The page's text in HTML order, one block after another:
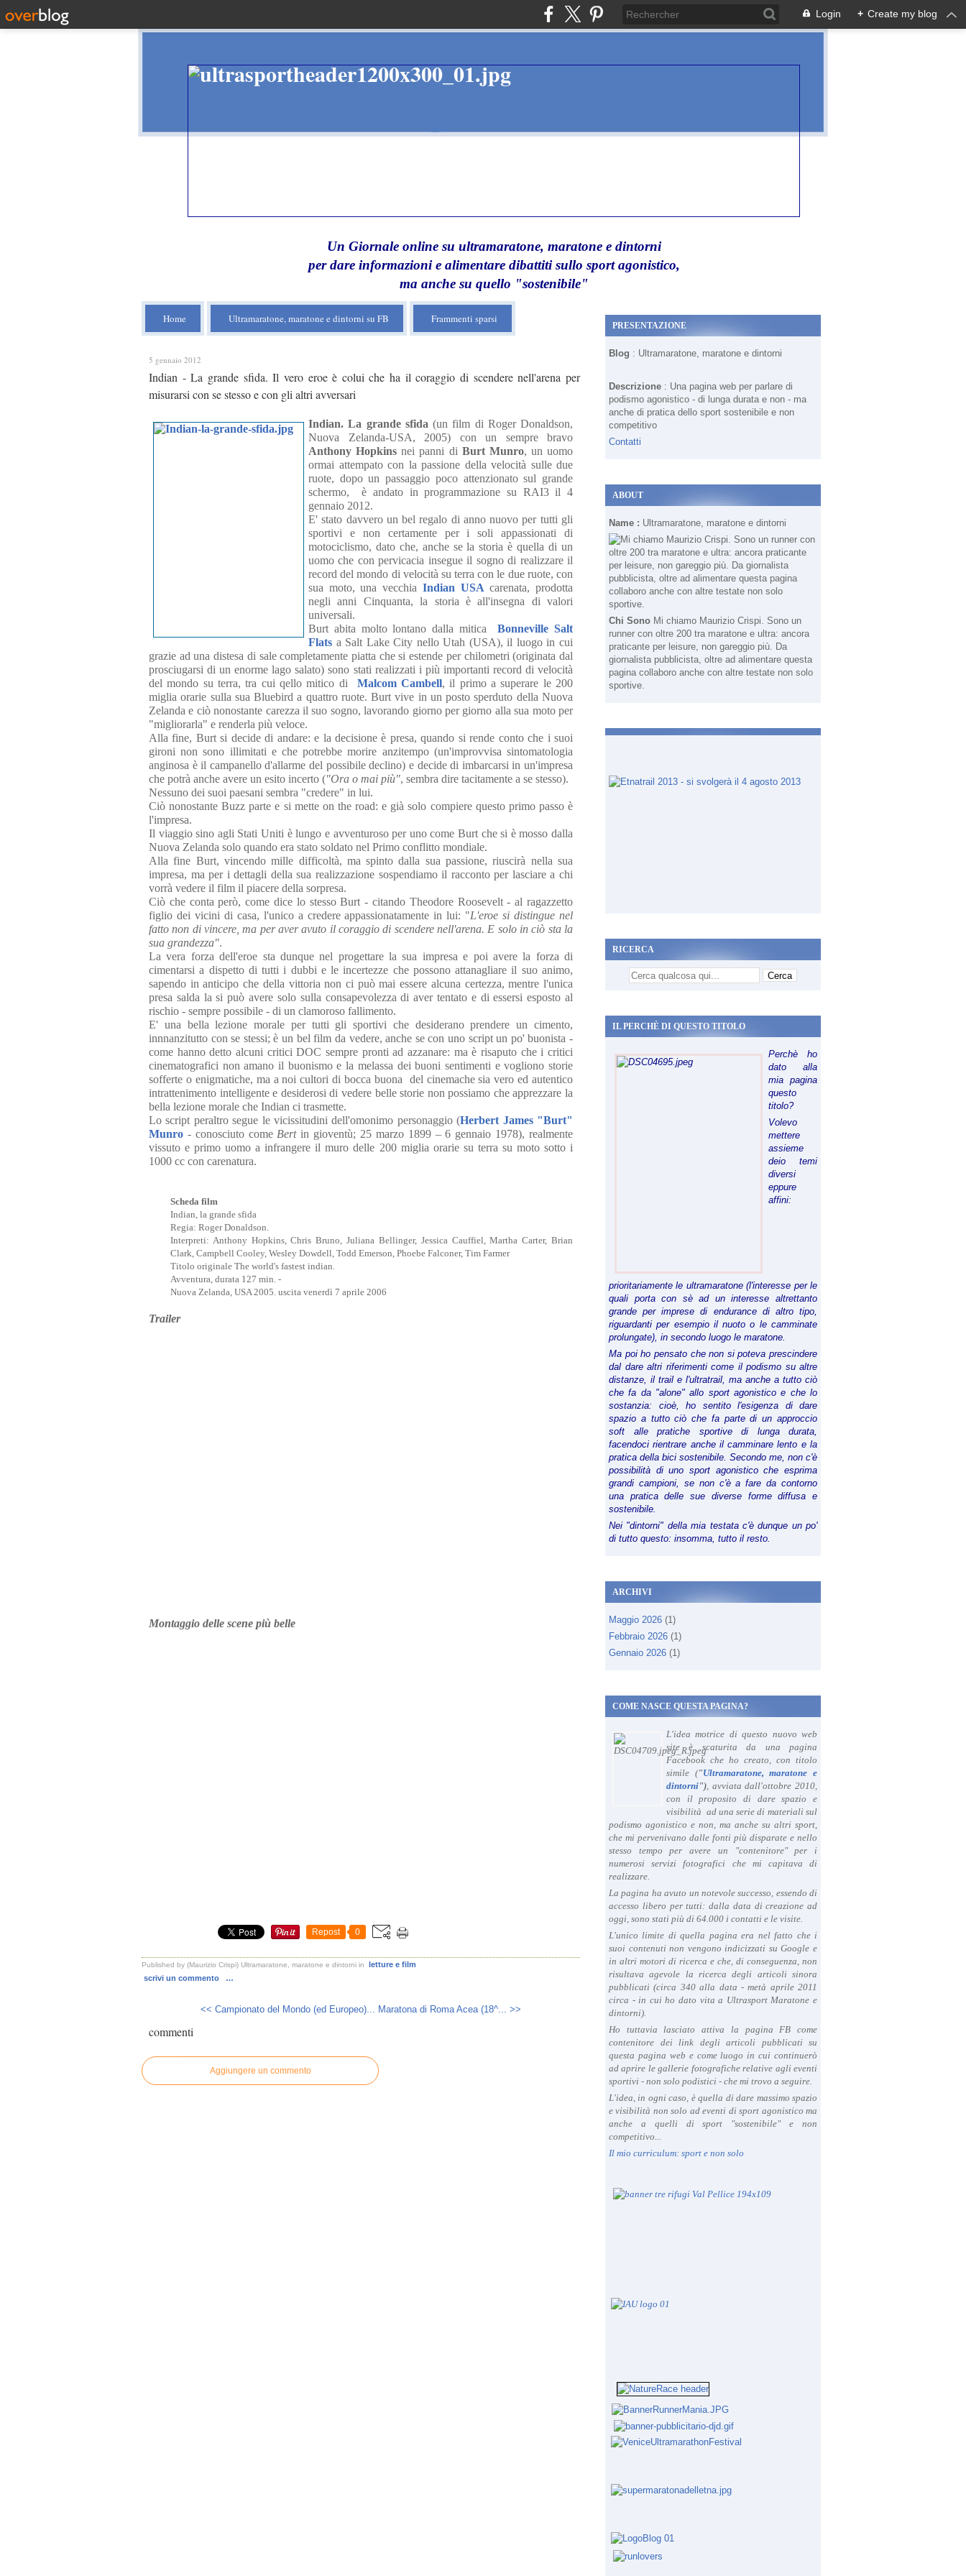
Login + Create my blog
Un Giornale online su ultramaratone, maratone e dintorni
per dare informazioni e alimentare dibattiti sullo sport agonistico,
ma anche su quello "sostenibile"
Home Ultramaratone, maratone e dintorni su FB Frammenti sparsi
5 gennaio 2012
Indian - La grande sfida. Il vero eroe è colui che ha il coraggio di scendere nell'arena per
misurarsi con se stesso e con gli altri avversari
Indian. La grande sfida (un film di Roger Donaldson,
Nuova Zelanda-USA, 2005) con un sempre bravo
Anthony Hopkins nei panni di Burt Munro, un uomo
ormai attempato con la passione della velocità sulle due
ruote, dopo un passaggio poco attenzionato sul grande
schermo, è andato in programmazione su RAI3 il 4
gennaio 2012.
E' stato davvero un bel regalo di anno nuovo per tutti gli
sportivi e non certamente per i soli appassionati di
motociclismo, dato che, anche se la storia è quella di un
uomo che con pervicacia insegue il sogno di realizzare il
record del mondo di velocità su terra con le due ruote, con
sua moto, una vecchia Indian USA carenata, prodotta
negli anni Cinquanta, la storia è all'insegna di valori
universali.
Burt abita molto lontano dalla mitica
Bonneville Salt
Flats a Salt Lake City nello Utah (USA), il luogo in cui
grazie ad una distesa di sale completamente piatta che si estende per chilometri (originata dal
prosciugarsi di un enorme lago salato) sono stati realizzati i più importanti record di velocità
del mondo su terra, tra cui qello mitico di
Malcom Cambell, il primo a superare le 200
miglia orarie sulla sua Bluebird a quattro ruote. Burt vive in un posto sperduto della Nuova
Zelanda e ciò nonostante carezza il suo sogno, lavorando giorno per giorno alla sua moto per
"migliorarla" e renderla più veloce.
Alla fine, Burt si decide di andare: e la decisione è presa, quando si rende conto che i suoi
gironi non sono illimitati e che potrebbe morire anzitempo (un'improvvisa sintomatologia
anginosa è il campanello d'allarme del possibile declino) e decide di imbarcarsi in un'impresa
che potrà anche avere un esito incerto ("Ora o mai più", sembra dire tacitamente a se stesso).
Nessuno dei suoi paesani sembra "credere" in lui.
Ciò nonostante Buzz parte e si mette on the road: e già solo compiere questo primo passo è
l'impresa.
Il viaggio sino agli Stati Uniti è lungo e avventuroso per uno come Burt che si è mosso dalla
Nuova Zelanda solo quando era stato soldato nel Primo conflitto mondiale.
Alla fine Burt, vincendo mille difficoltà, ma spinto dalla sua passione, riuscirà nella sua
impresa, ma per i dettagli della sua realizzazione sospendiamo il racconto per lasciare a chi
vorrà vedere il film il piacere della sorpresa.
Ciò che conta però, come dice lo stesso Burt - citando Theodore Roosevelt - al ragazzetto
figlio dei vicini di casa, l'unico a credere appassionatamente in lui: "L'eroe si distingue nel
fatto non di vincere, ma per aver avuto il coraggio di scendere nell'arena. E solo in ciò sta la
sua grandezza".
La vera forza dell'eroe sta dunque nel progettare la sua impresa e poi avere la forza di
cimentarsi a dispetto di tutti i dubbi e le incertezze che possono attanagliare il suo animo,
sapendo in anticipo che della vittoria non ci può mai essere alcuna certezza, mentre l'unica
presa salda la si può avere solo sulla consapevolezza di aver tentato e di essersi esposto al
rischio - sempre possibile - di un clamoroso fallimento.
E' una bella lezione morale per tutti gli sportivi che desiderano prendere un cimento,
innnanzitutto con se stessi; è un bel film da vedere, anche se con uno script un po' buonista -
come hanno detto alcuni critici DOC sempre pronti ad azzanare: ma è risaputo che i critici
cinematografici non amano il buonismo e la melassa dei buoni sentimenti e vogliono storie
sofferte o enigmatiche, ma a noi cultori di bocca buona del cinemache sia vero ed autentico
intrattenimento intelligente e desiderosi di vedere belle storie non possiamo che apprezzare la
bella lezione morale che Indian ci trasmette.
Lo script peraltro segue le vicissitudini dell'omonimo personaggio (Herbert James "Burt"
Munro - conosciuto come Bertin gioventù; 25 marzo 1899 – 6 gennaio 1978), realmente
vissuto e primo uomo a infrangere il muro delle 200 miglia orarie su terra su moto sotto i
1000 cc con carenatura.
Scheda film
Indian, la grande sfida
Regia: Roger Donaldson.
Interpreti: Anthony Hopkins, Chris Bruno, Juliana Bellinger, Jessica Cauffiel, Martha Carter, Brian
Clark, Campbell Cooley, Wesley Dowdell, Todd Emerson, Phoebe Falconer, Tim Farmer
Titolo originale The world's fastest indian.
Avventura, durata 127 min. -
Nuova Zelanda, USA 2005. uscita venerdì 7 aprile 2006
Trailer
Montaggio delle scene più belle
Repost 0
Published by (Maurizio Crispi) Ultramaratone, maratone e dintorni in
letture e film
scrivi un commento
…
<< Campionato del Mondo (ed Europeo)... Maratona di Roma Acea (18^... >>
commenti
Aggiungere un commento
PRESENTAZIONE
Blog : Ultramaratone, maratone e dintorni
Descrizione : Una pagina web per parlare di
podismo agonistico - di lunga durata e non - ma
anche di pratica dello sport sostenibile e non
competitivo
Contatti
ABOUT
Name : Ultramaratone, maratone e dintorni
Chi Sono Mi chiamo Maurizio Crispi. Sono un
runner con oltre 200 tra maratone e ultra: ancora
praticante per leisure, non gareggio più. Da
giornalista pubblicista, oltre ad alimentare questa
pagina collaboro anche con altre testate non solo
sportive.
RICERCA
IL PERCHÈ DI QUESTO TITOLO
Perchè ho
dato alla
mia pagina
questo
titolo?
Volevo
mettere
assieme
deio temi
diversi
eppure
affini:
prioritariamente le ultramaratone (l'interesse per le
quali porta con sè ad un interesse altrettanto
grande per imprese di endurance di altro tipo,
riguardanti per esempio il nuoto o le camminate
prolungate), in secondo luogo le maratone.
Ma poi ho pensato che non si poteva prescindere
dal dare altri riferimenti come il podismo su altre
distanze, il trail e l'ultratrail, ma anche a tutto ciò
che fa da "alone" allo sport agonistico e che lo
sostanzia: cioè, ho sentito l'esigenza di dare
spazio a tutto ciò che fa parte di un approccio
soft alle pratiche sportive di lunga durata,
facendoci rientrare anche il camminare lento e la
pratica della bici sostenibile. Secondo me, non c'è
possibilità di uno sport agonistico che esprima
grandi campioni, se non c'è a fare da contorno
una pratica delle sue diverse forme diffusa e
sostenibile.
Nei "dintorni" della mia testata c'è dunque un po'
di tutto questo: insomma, tutto il resto.
ARCHIVI
Maggio 2026 (1)
Febbraio 2026 (1)
Gennaio 2026 (1)
COME NASCE QUESTA PAGINA?
L'idea motrice di questo nuovo web
site è scaturita da una pagina
Facebook che ho creato, con titolo
simile ("Ultramaratone, maratone e
dintorni"), avviata dall'ottobre 2010,
con il proposito di dare spazio e
visibilità ad una serie di materiali sul
podismo agonistico e non, ma anche su altri sport,
che mi pervenivano dalle fonti più disparate e nello
stesso tempo per avere un "contenitore" per i
numerosi servizi fotografici che mi capitava di
realizzare.
La pagina ha avuto un notevole successo, essendo di
accesso libero per tutti: dalla data di creazione ad
oggi, sono stati più di 64.000 i contatti e le visite.
L'unico limite di quella pagina era nel fatto che i
suoi contenuti non vengono indicizzati su Google e
in altri motori di ricerca e che, di conseguenza, non
risultava agevole la ricerca degli articoli sinora
pubblicati (circa 340 alla data - metà aprile 2011
circa - in cui ho dato vita a Ultrasport Maratone e
dintorni).
Ho tuttavia lasciato attiva la pagina FB come
contenitore dei link degli articoli pubblicati su
questa pagina web e come luogo in cui continuerò
ad aprire le gallerie fotografiche relative agli eventi
sportivi - non solo podistici - che mi trovo a seguire.
L'idea, in ogni caso, è quella di dare massimo spazio
e visibilità non solo ad eventi di sport agonistico ma
anche a quelli di sport "sostenibile" e non
competitivo...
Il mio curriculum: sport e non solo